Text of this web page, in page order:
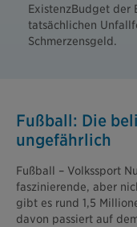
ExistenzBudget der
tatsächlichen
Schmerzensgeld.
Fußball: Die
ungefährlich
Fußball – Volkssport
faszinierende, aber
gibt es rund 1,5
davon passiert auf